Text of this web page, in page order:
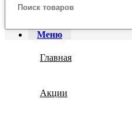
Меню
Главная
Акции